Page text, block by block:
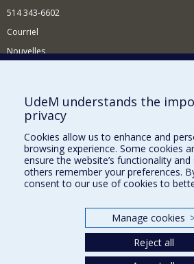
514 343-6602
Courriel
Nouvelles
Comment soutenir le Département?
BESOIN D'AIDE?
Plan du site
Signaler une erreur
Accessibilité
Nos départements et écoles
UdeM understands the
privacy
Cookies allow us to enhance and
browsing experience. Some cookies
ensure the website’s functionality
others remember your preferences.
consent to our use of cookies to
Manage cookies
Reject all